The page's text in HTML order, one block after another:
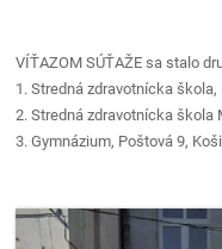
VÍŤAZOM SÚŤAŽE sa stalo
1. Stredná zdravotnícka
2. Stredná zdravotnícka škola
3. Gymnázium, Poštová 9,